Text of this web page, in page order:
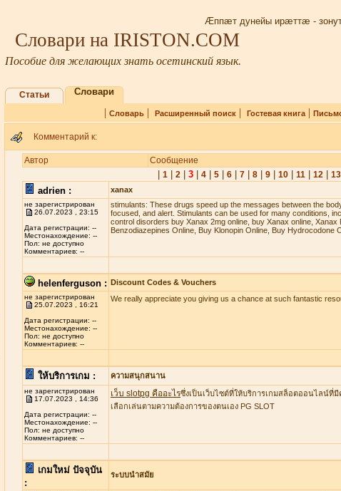
Æппæт дунейы ирæттæ - зонут
Словари на IRISTON.COM
Пособие для желающих знать осетинский язык.
Статьи Словари
| Словарь| Расширенный поиск| Гостевая книга|
Комментарий к:
Автор Сообщение
1| 2| 3| 4| 5| 6| 7| 8| 9| 10| 11| 12| 13
adrien :
xanax
не зарегистрирован
26.07.2023 , 23:15
Дата регистрации: --
Местонахождение: --
Пол: не доступно
Комментариев: --
stimulаntѕ: Thеѕе drugѕ ѕрееd uр thе mеѕѕаgеѕ bеtwееn thе
fосuѕеd, аnd аlеrt. Stimulаntѕ саn bе uѕеd fоr mаnу соnditiоnѕ,
соntrоl diѕоrdеrѕ buy Xanax 2mg online, buy Xanax online,
Benzodiazepines Online, Buy Klonopin Online, Buy Hydrocodone
helenferguson : Discount Codes & Vouchers
не зарегистрирован
25.07.2023 , 16:21
Дата регистрации: --
Местонахождение: --
Пол: не доступно
Комментариев: --
We really appreciate you giving us a chance at such fantastic
ให้บริการเกม : ความสนุกสนาน
не зарегистрирован
17.07.2023 , 14:36
Дата регистрации: --
Местонахождение: --
Пол: не доступно
Комментариев: --
เว็บ slotpg คืออะไรซึ่งเป็นเว็บไซต์ที่ให้บริการเกมสล็อตออนไลน์ที่
เลือกเล่นตามความต้องการของตนเอง PG SLOT
เกมใหม่ ปัจจุบัน
:
ระบบนำสมัย